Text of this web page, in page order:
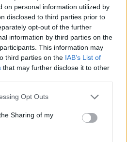
on personal information utilized by
disclosed to third parties prior to
opt-out of the further
information by third parties on the
This information may
third parties on the IAB’s List of
that may further disclose it to other
Opt Outs
Sharing of myза първи път
вируси